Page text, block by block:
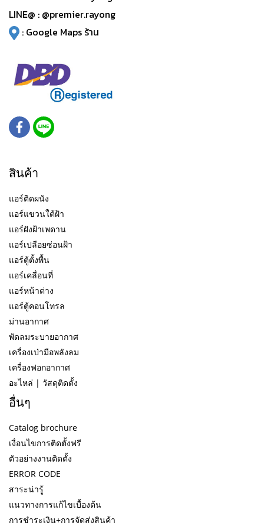
LINE@ : @premier.rayong
: Google Maps ร้าน
สินค้า
แอร์ติดผนัง
แอร์แขวนใต้ฝ้า
แอร์ฝังฝ้าเพดาน
แอร์เปลือยซ่อนฝ้า
แอร์ตู้ตั้งพื้น
แอร์เคลื่อนที่
แอร์หน้าต่าง
แอร์ตู้คอนโทรล
ม่านอากาศ
พัดลมระบายอากาศ
เครื่องเป่ามือพลังลม
เครื่องฟอกอากาศ
อะไหล่ | วัสดุติดตั้ง
อื่นๆ
Catalog brochure
เงื่อนไขการติดตั้งฟรี
ตัวอย่างงานติดตั้ง
ERROR CODE
สาระน่ารู้
แนวทางการแก้ไขเบื้องต้น
การชำระเงิน+การจัดส่งสินค้า